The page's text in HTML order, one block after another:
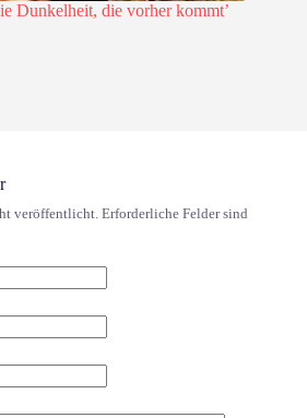
Dunkelheit, die vorher kommt’
veröffentlicht. Erforderliche Felder sind